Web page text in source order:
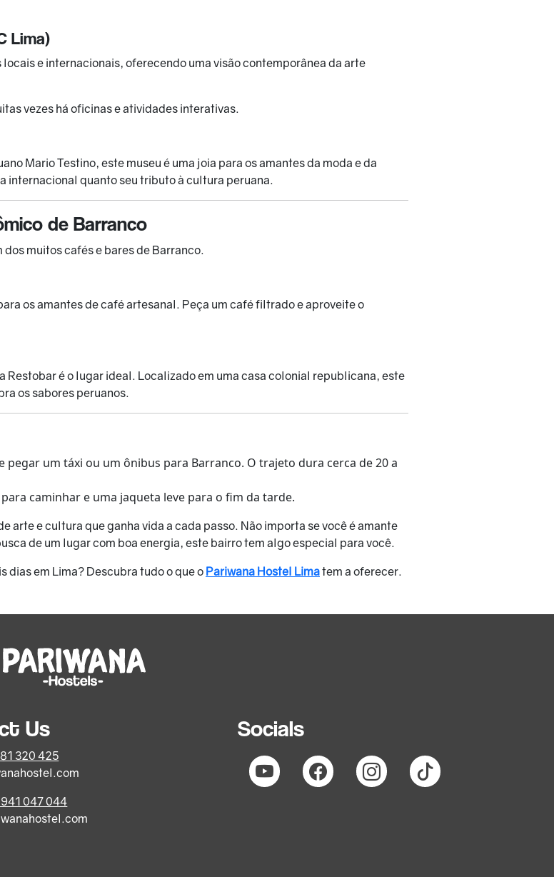
Lima)
e internacionais, oferecendo uma visão contemporânea da arte
vezes há oficinas e atividades interativas.
Mario Testino, este museu é uma joia para os amantes da moda e da
internacional quanto seu tributo à cultura peruana.
de Barranco
muitos cafés e bares de Barranco.
os amantes de café artesanal. Peça um café filtrado e aproveite o
Restobar é o lugar ideal. Localizado em uma casa colonial republicana, este
os sabores peruanos.
pegar um táxi ou um ônibus para Barranco. O trajeto dura cerca de 20 a
caminhar e uma jaqueta leve para o fim da tarde.
arte e cultura que ganha vida a cada passo. Não importa se você é amante
de um lugar com boa energia, este bairro tem algo especial para você.
dias em Lima? Descubra tudo o que o Pariwana Hostel Limatem a oferecer.
Us
320 425
941 047 044
Socials